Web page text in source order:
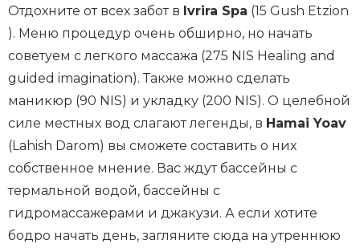
Отдохните от всех забот в Ivrira Spa (15 Gush Etzion
). Меню процедур очень обширно, но начать
советуем с легкого массажа (275 NIS Healing and
guided imagination). Также можно сделать
маникюр (90 NIS) и укладку (200 NIS). О целебной
силе местных вод слагают легенды, в Hamai Yoav
(Lahish Darom) вы сможете составить о них
собственное мнение. Вас ждут бассейны с
термальной водой, бассейны с
гидромассажерами и джакузи. А если хотите
бодро начать день, загляните сюда на утреннюю